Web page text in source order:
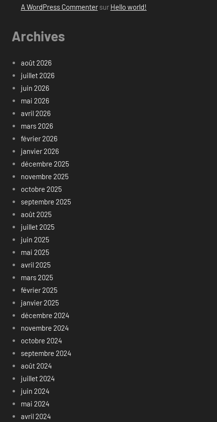
A WordPress Commentersur Hello world!
Archives
août 2026
juillet 2026
juin 2026
mai 2026
avril 2026
mars 2026
février 2026
janvier 2026
décembre 2025
novembre 2025
octobre 2025
septembre 2025
août 2025
juillet 2025
juin 2025
mai 2025
avril 2025
mars 2025
février 2025
janvier 2025
décembre 2024
novembre 2024
octobre 2024
septembre 2024
août 2024
juillet 2024
juin 2024
mai 2024
avril 2024